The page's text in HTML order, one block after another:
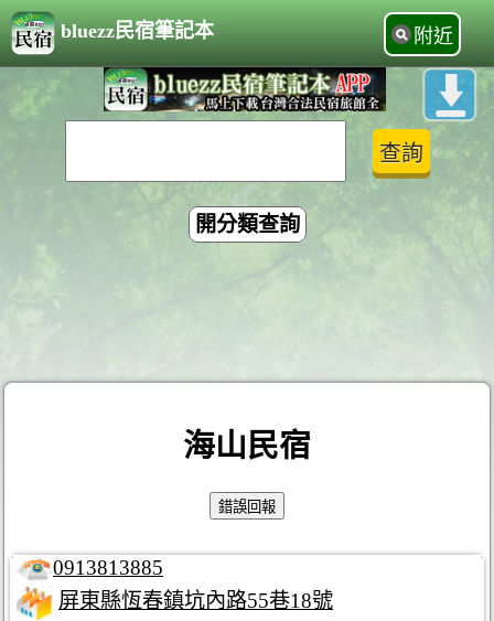
bluezz民宿筆記本 附近
開分類查詢
海山民宿
0913813885
屏東縣恆春鎮坑內路55巷18號